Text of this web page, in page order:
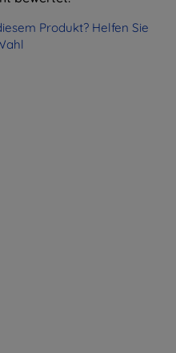
Produkt? Helfen Sie